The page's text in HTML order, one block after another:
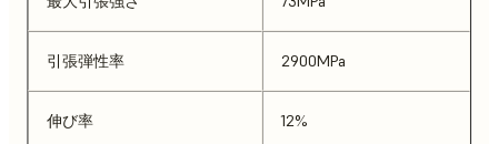
引張弾性率 2900MPa
伸び率 12%